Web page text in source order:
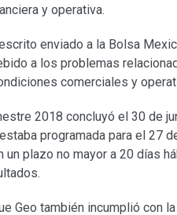
y operativa.
enviado a la Bolsa
a los problemas
comerciales y
2018 concluyó el 30 de
programada para el 27
un plazo no mayor a 20 días
Geo también incumplió con